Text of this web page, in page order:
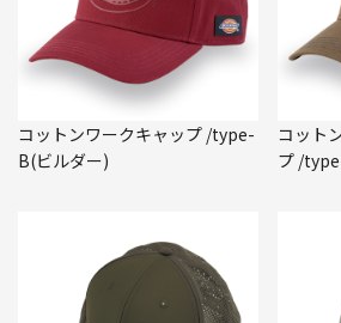
コットンワークキャップ /type-
B(ビルダー)
コット
プ /